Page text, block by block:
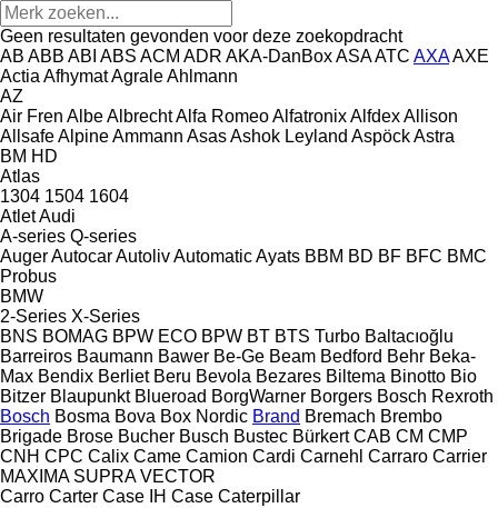
Geen resultaten gevonden voor deze zoekopdracht
AB ABB ABI ABS ACM ADR AKA-DanBoxASAATC AXAAXE
Actia AfhymatAgraleAhlmann
AZ
Air Fren AlbeAlbrechtAlfa RomeoAlfatronixAlfdexAllison
AllsafeAlpineAmmann AsasAshok Leyland AspöckAstra
BM HD
Atlas
1304 1504 1604
AtletAudi
A-series Q-series
AugerAutocarAutolivAutomaticAyats BBM BD BF BFC BMC
Probus
BMW
2-Series X-Series
BNS BOMAG BPW ECO BPW BT BTS Turbo Baltacıoğlu
Barreiros Baumann Bawer Be-Ge Beam Bedford Behr Beka-
Max Bendix Berliet Beru Bevola Bezares Biltema Binotto Bio
Bitzer Blaupunkt Blueroad BorgWarner Borgers Bosch Rexroth
Bosch Bosma Bova Box Nordic Brand Bremach Brembo
Brigade Brose Bucher Busch Bustec Bürkert CAB CM CMP
CNH CPC Calix Came Camion Cardi Carnehl Carraro Carrier
MAXIMA SUPRA VECTOR
Carro Carter Case IH Case Caterpillar